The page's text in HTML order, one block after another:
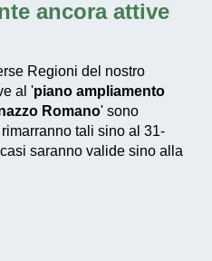
ancora attive
Regioni del nostro
al 'piano ampliamento
Romano' sono
tali sino al 31-
saranno valide sino alla